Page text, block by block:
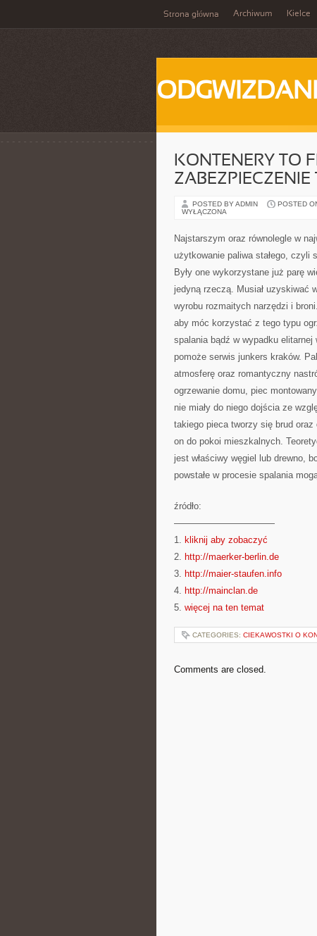
Strona główna Archiwum Kielce
KONTENERY TO
ZABEZPIECZENIE
POSTED BY ADMIN POSTED
WYŁĄCZONA
Najstarszym oraz równolegle w
użytkowanie paliwa stałego, czyli
Były one wykorzystane już parę
jedyną rzeczą. Musiał uzyskiwać
wyrobu rozmaitych narzędzi i
aby móc korzystać z tego typu
spalania bądź w wypadku
pomoże serwis junkers kraków.
atmosferę oraz romantyczny
ogrzewanie domu, piec
nie miały do niego dojścia ze
takiego pieca tworzy się brud
on do pokoi mieszkalnych.
jest właściwy węgiel lub drewno,
powstałe w procesie spalania
źródło:
———————————
1. kliknij aby zobaczyć
2. http://maerker-berlin.de
3. http://maier-staufen.info
4. http://mainclan.de
5. więcej na ten temat
CATEGORIES: CIEKAWOSTKI O
Comments are closed.